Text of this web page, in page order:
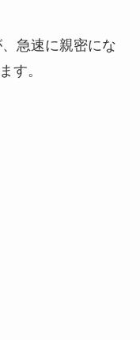
急速に親密にな
す。